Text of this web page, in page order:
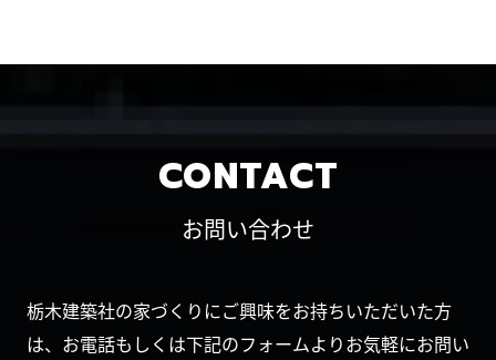
CONTACT
お問い合わせ
栃木建築社の家づくりにご興味をお持ちいただいた方
は、お電話もしくは下記のフォームよりお気軽にお問い